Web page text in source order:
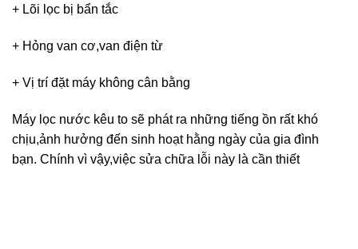
+ Lõi lọc bị bẩn tắc
+ Hỏng van cơ,van điện từ
+ Vị trí đặt máy không cân bằng
Máy lọc nước kêu to sẽ phát ra những tiếng ồn rất khó
chịu,ảnh hưởng đến sinh hoạt hằng ngày của gia đình
bạn. Chính vì vậy,việc sửa chữa lỗi này là cần thiết